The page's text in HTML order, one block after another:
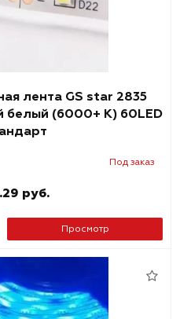
лента GS star 2835
белый (6000+ К) 60LED
Под заказ
руб.
Просмотр